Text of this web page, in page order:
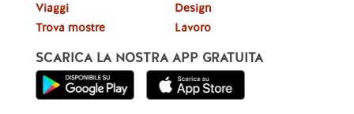
Viaggi
Trova mostre
Design
Lavoro
SCARICA LA NOSTRA APP GRATUITA